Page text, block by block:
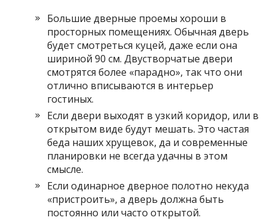
Большие дверные проемы хороши в
просторных помещениях. Обычная дверь
будет смотреться куцей, даже если она
шириной 90 см. Двустворчатые двери
смотрятся более «парадно», так что они
отлично вписываются в интерьер
гостиных.
Если двери выходят в узкий коридор, или в
открытом виде будут мешать. Это частая
беда наших хрущевок, да и современные
планировки не всегда удачны в этом
смысле.
Если одинарное дверное полотно некуда
«пристроить», а дверь должна быть
постоянно или часто открытой.